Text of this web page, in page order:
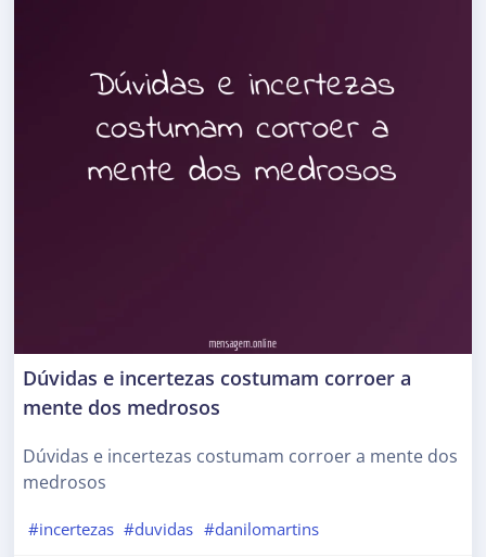
Dúvidas e incertezas costumam corroer a
mente dos medrosos
Dúvidas e incertezas costumam corroer a mente dos
medrosos
#incertezas #duvidas #danilomartins